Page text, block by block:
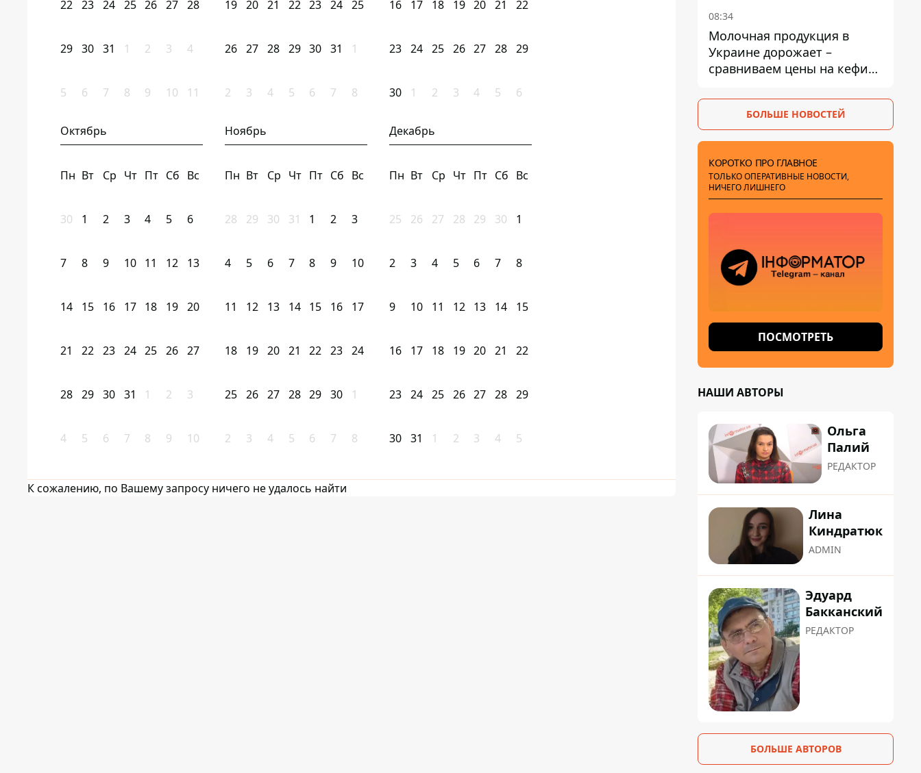
22 23 24 25 26 27 28
29 30 31 1 2 3 4
5 6 7 8 9 10 11
19 20 21 22 23 24 25
26 27 28 29 30 31 1
2 3 4 5 6 7 8
16 17 18 19 20 21 22
23 24 25 26 27 28 29
30 1 2 3 4 5 6
Октябрь
Пн Вт Ср Чт Пт Сб Вс
30 1 2 3 4 5 6
7 8 9 10 11 12 13
14 15 16 17 18 19 20
21 22 23 24 25 26 27
28 29 30 31 1 2 3
4 5 6 7 8 9 10
Ноябрь
Пн Вт Ср Чт Пт Сб Вс
28 29 30 31 1 2 3
4 5 6 7 8 9 10
11 12 13 14 15 16 17
18 19 20 21 22 23 24
25 26 27 28 29 30 1
2 3 4 5 6 7 8
Декабрь
Пн Вт Ср Чт Пт Сб Вс
25 26 27 28 29 30 1
2 3 4 5 6 7 8
9 10 11 12 13 14 15
16 17 18 19 20 21 22
23 24 25 26 27 28 29
30 31 1 2 3 4 5
К сожалению, по Вашему запросу ничего не удалось найти
08:34
Молочная продукция в
Украине дорожает –
сравниваем цены на кефир
БОЛЬШЕ НОВОСТЕЙ
КОРОТКО ПРО ГЛАВНОЕ
ТОЛЬКО ОПЕРАТИВНЫЕ НОВОСТИ,
НИЧЕГО ЛИШНЕГО
ПОСМОТРЕТЬ
НАШИ АВТОРЫ
Ольга
Палий
РЕДАКТОР
Лина
Киндратюк
ADMIN
Эдуард
Бакканский
РЕДАКТОР
БОЛЬШЕ АВТОРОВ